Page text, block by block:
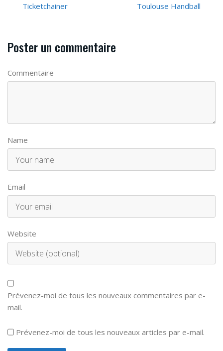
Ticketchainer
Toulouse Handball
Poster un commentaire
Commentaire
Name
Email
Website
Prévenez-moi de tous les nouveaux commentaires par e-
mail.
Prévenez-moi de tous les nouveaux articles par e-mail.